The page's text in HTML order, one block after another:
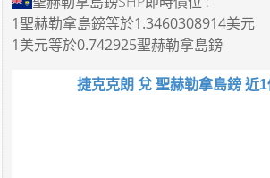
1聖赫勒拿島鎊等於1.3460308914美元
1美元等於0.742925聖赫勒拿島鎊
捷克克朗 兌 聖赫勒拿島鎊 近